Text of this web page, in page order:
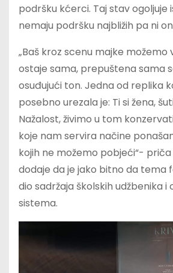
podršku kćerci. Taj stav ogoljuje
nemaju podršku najbližih pa ni
„Baš kroz scenu majke možemo
ostaje sama, prepuštena sama
osuđujući ton. Jedna od replika
posebno urezala je: Ti si žena,
Nažalost, živimo u tom
koje nam servira načine
kojih ne možemo pobjeći“- priča
dodaje da je jako bitno da tema
dio sadržaja školskih udžbenika i
sistema.